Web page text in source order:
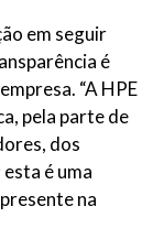
em seguir
é
“A HPE
pela parte de
dos
é uma
na